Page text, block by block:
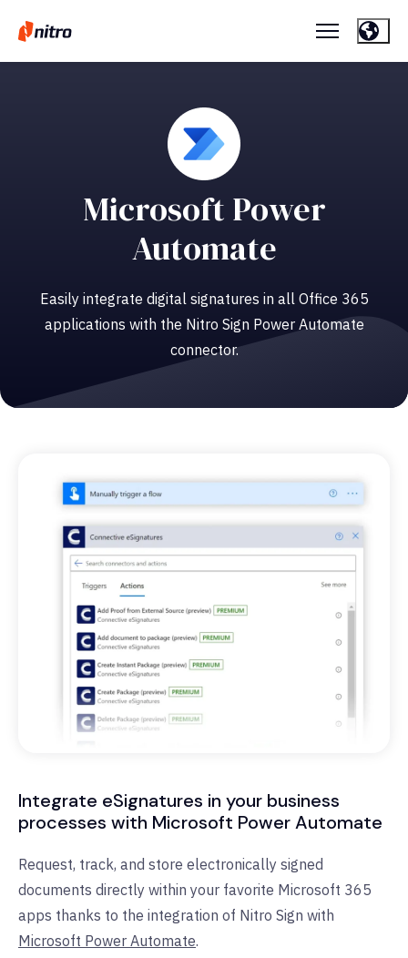
Microsoft Power
Automate
Easily integrate digital signatures in all Office 365
applications with the Nitro Sign Power Automate
connector.
Integrate eSignatures in your business
processes with Microsoft Power Automate
Request, track, and store electronically signed
documents directly within your favorite Microsoft 365
apps thanks to the integration of Nitro Sign with
Microsoft Power Automate.